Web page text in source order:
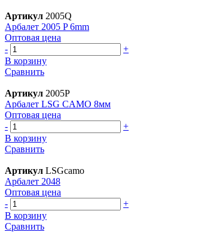
Артикул 2005Q
Арбалет 2005 P 6mm
Оптовая цена
-
+
В корзину
Сравнить
Артикул 2005P
Арбалет LSG CAMO 8мм
Оптовая цена
-
+
В корзину
Сравнить
Артикул LSGcamo
Арбалет 2048
Оптовая цена
-
+
В корзину
Сравнить